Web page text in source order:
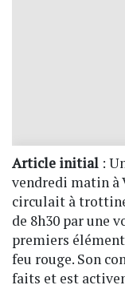
Article initial :
vendredi matin à
circulait à
de 8h30 par une
premiers
feu rouge. Son
faits et est